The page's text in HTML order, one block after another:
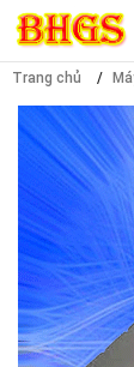
Trang chủ